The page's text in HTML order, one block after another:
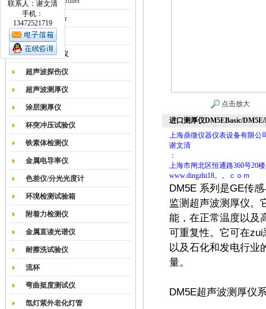
联系人：谢文清
手机：
13472521719
英国Elcometer
耐磨试验机
色差仪光泽仪
超声波探伤仪
超声波测厚仪
涂层测厚仪
杯突冲压试验仪
铁素体检测仪
金属电导率仪
色差仪/分光光度计
环境检测试验箱
附着力检测仪
金属直读光谱仪
耐擦洗试验仪
流杯
弯曲挺度测试仪
氙灯紫外老化灯管
点击放大
进口测厚仪DM5EBasic/
上海鼎徵仪器仪表设备有限公
谢文清
：
上海市闸北区恒通路360号20
www.dingzhi18。。ｃｏｍ
DM5E 系列是GE传
监测超声波测厚仪。
能，在正常温度以及
可重复性。它可在
以及石化和发电行业
量。
DM5E超声波测厚仪